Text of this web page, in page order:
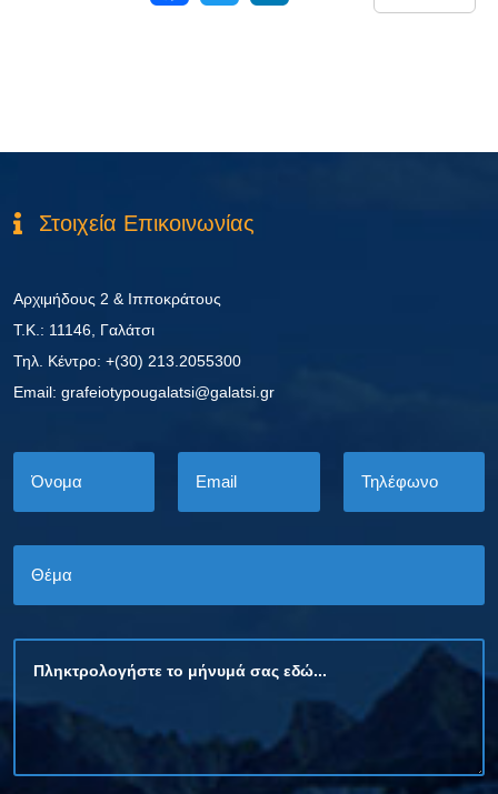
Στοιχεία Επικοινωνίας
Αρχιμήδους 2 & Ιπποκράτους
Τ.Κ.: 11146, Γαλάτσι
Τηλ. Κέντρο: +(30) 213.2055300
Εmail: grafeiotypougalatsi@galatsi.gr